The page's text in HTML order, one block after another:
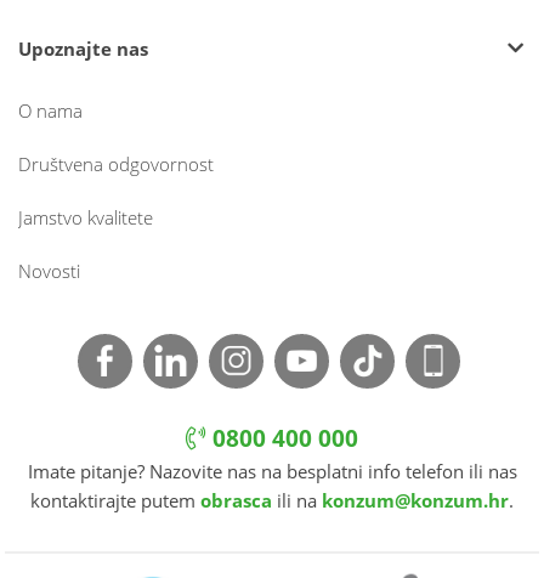
Upoznajte nas
O nama
Društvena odgovornost
Jamstvo kvalitete
Novosti
0800 400 000
Imate pitanje? Nazovite nas na besplatni info telefon ili nas
kontaktirajte putem obrasca ili na konzum@konzum.hr.